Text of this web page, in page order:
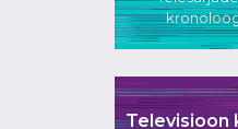
Televisioon